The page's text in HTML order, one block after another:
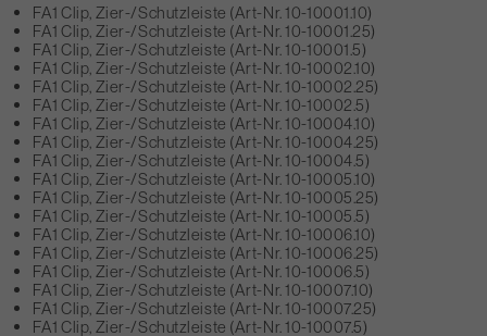
FA1 Clip, Zier-/Schutzleiste (Art-Nr. 10-10001.10)
FA1 Clip, Zier-/Schutzleiste (Art-Nr. 10-10001.25)
FA1 Clip, Zier-/Schutzleiste (Art-Nr. 10-10001.5)
FA1 Clip, Zier-/Schutzleiste (Art-Nr. 10-10002.10)
FA1 Clip, Zier-/Schutzleiste (Art-Nr. 10-10002.25)
FA1 Clip, Zier-/Schutzleiste (Art-Nr. 10-10002.5)
FA1 Clip, Zier-/Schutzleiste (Art-Nr. 10-10004.10)
FA1 Clip, Zier-/Schutzleiste (Art-Nr. 10-10004.25)
FA1 Clip, Zier-/Schutzleiste (Art-Nr. 10-10004.5)
FA1 Clip, Zier-/Schutzleiste (Art-Nr. 10-10005.10)
FA1 Clip, Zier-/Schutzleiste (Art-Nr. 10-10005.25)
FA1 Clip, Zier-/Schutzleiste (Art-Nr. 10-10005.5)
FA1 Clip, Zier-/Schutzleiste (Art-Nr. 10-10006.10)
FA1 Clip, Zier-/Schutzleiste (Art-Nr. 10-10006.25)
FA1 Clip, Zier-/Schutzleiste (Art-Nr. 10-10006.5)
FA1 Clip, Zier-/Schutzleiste (Art-Nr. 10-10007.10)
FA1 Clip, Zier-/Schutzleiste (Art-Nr. 10-10007.25)
FA1 Clip, Zier-/Schutzleiste (Art-Nr. 10-10007.5)